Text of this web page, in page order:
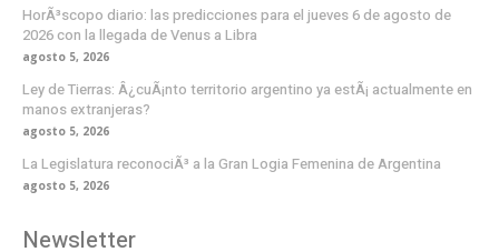
HorÃ³scopo diario: las predicciones para el jueves 6 de agosto de
2026 con la llegada de Venus a Libra
agosto 5, 2026
Ley de Tierras: Â¿cuÃ¡nto territorio argentino ya estÃ¡ actualmente en
manos extranjeras?
agosto 5, 2026
La Legislatura reconociÃ³ a la Gran Logia Femenina de Argentina
agosto 5, 2026
Newsletter